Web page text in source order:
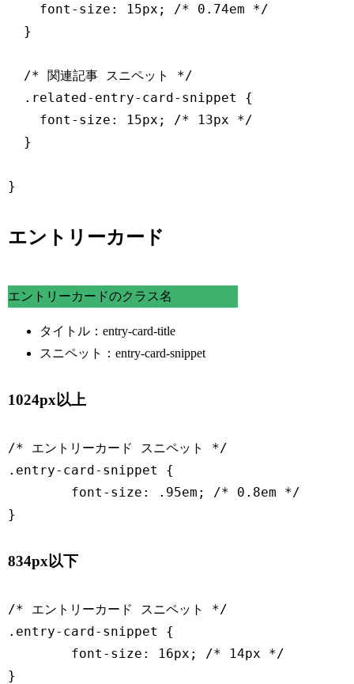
    font-size: 15px; /* 0.74em */
  }
  /* 関連記事 スニペット */
  .related-entry-card-snippet {
    font-size: 15px; /* 13px */
  }
}
エントリーカード
エントリーカードのクラス名
タイトル：entry-card-title
スニペット：entry-card-snippet
1024px以上
/* エントリーカード スニペット */
.entry-card-snippet {
}
834px以下
/* エントリーカード スニペット */
.entry-card-snippet {
}